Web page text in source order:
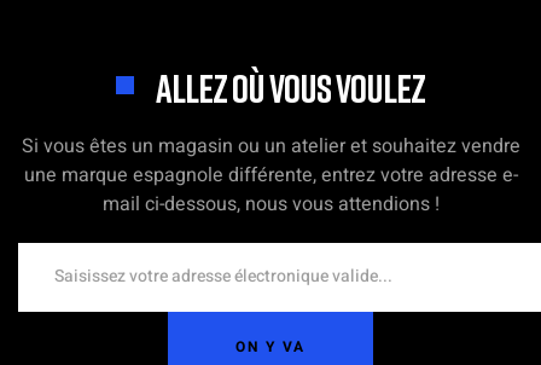
ALLEZ OÙ VOUS VOULEZ
Si vous êtes un magasin ou un atelier et souhaitez vendre
une marque espagnole différente, entrez votre adresse e-
mail ci-dessous, nous vous attendions !
ON Y VA